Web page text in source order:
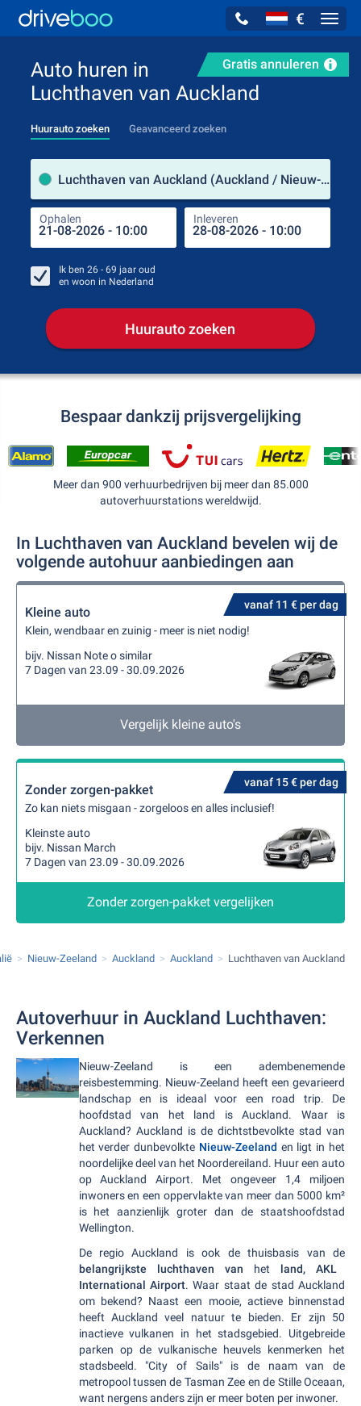
€
Gratis annuleren
Auto huren in
Luchthaven van Auckland
Huurauto zoeken Geavanceerd zoeken
Luchthaven van Auckland (Auckland / Nieuw-Zeeland)
Ophalen Inleveren
Ik ben 26 - 69 jaar oud
en woon in Nederland
Huurauto zoeken
Bespaar dankzij prijsvergelijking
Meer dan 900 verhuurbedrijven bij meer dan 85.000
autoverhuurstations wereldwijd.
In Luchthaven van Auckland bevelen wij de
volgende autohuur aanbiedingen aan
vanaf 11 € per dag
Kleine auto
Klein, wendbaar en zuinig - meer is niet nodig!
bijv. Nissan Note o similar
7 Dagen van 23.09 - 30.09.2026
Vergelijk kleine auto's
vanaf 15 € per dag
Zonder zorgen-pakket
Zo kan niets misgaan - zorgeloos en alles inclusief!
Kleinste auto
bijv. Nissan March
7 Dagen van 23.09 - 30.09.2026
Zonder zorgen-pakket vergelijken
Nieuw-Zeeland Auckland Auckland Luchthaven van Auckland
Autoverhuur in Auckland Luchthaven:
Verkennen
Nieuw-Zeeland is een adembenemende
reisbestemming. Nieuw-Zeeland heeft een gevarieerd
landschap en is ideaal voor een road trip. De
hoofdstad van het land is Auckland. Waar is
Auckland? Auckland is de dichtstbevolkte stad van
het verder dunbevolkte Nieuw-Zeeland en ligt in het
noordelijke deel van het Noordereiland. Huur een auto
op Auckland Airport. Met ongeveer 1,4 miljoen
inwoners en een oppervlakte van meer dan 5000 km²
is het aanzienlijk groter dan de staatshoofdstad
Wellington.
De regio Auckland is ook de thuisbasis van de
belangrijkste luchthaven van het land, AKL
International Airport. Waar staat de stad Auckland
om bekend? Naast een mooie, actieve binnenstad
heeft Auckland veel natuur te bieden. Er zijn 50
inactieve vulkanen in het stadsgebied. Uitgebreide
parken op de vulkanische heuvels kenmerken het
stadsbeeld. "City of Sails" is de naam van de
metropool tussen de Tasman Zee en de Stille Oceaan,
want nergens anders zijn er meer boten per inwoner.